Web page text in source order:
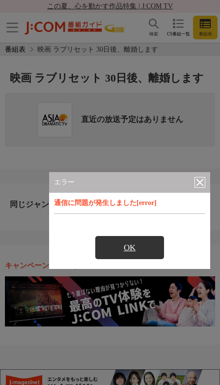
この夏、心を動かす作品特集 | J:COM TV
CS番組一覧 番組表
検索
番組表 映画 ラブリセット 30日後、離婚します
エラー
通信に問題が発生しました[error]
OK
映画 ラブリセット 30日後、離婚します
直近の放送予定はありません
同じジャンルのおすすめ番組
キャンペーン・お得な情報